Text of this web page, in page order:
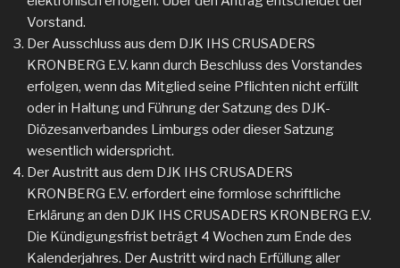
Vorstand.
Der Ausschluss aus dem DJK IHS CRUSADERS
KRONBERG E.V. kann durch Beschluss des Vorstandes
erfolgen, wenn das Mitglied seine Pflichten nicht erfüllt
oder in Haltung und Führung der Satzung des DJK-
Diözesanverbandes Limburgs oder dieser Satzung
wesentlich widerspricht.
Der Austritt aus dem DJK IHS CRUSADERS
KRONBERG E.V. erfordert eine formlose schriftliche
Erklärung an den DJK IHS CRUSADERS KRONBERG E.V.
Die Kündigungsfrist beträgt 4 Wochen zum Ende des
Kalenderjahres. Der Austritt wird nach Erfüllung aller